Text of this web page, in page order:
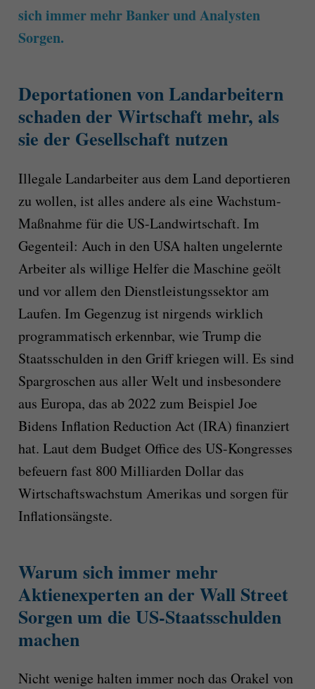
sich immer mehr Banker und Analysten
Sorgen.
Deportationen von Landarbeitern
schaden der Wirtschaft mehr, als
sie der Gesellschaft nutzen
Illegale Landarbeiter aus dem Land deportieren
zu wollen, ist alles andere als eine Wachstum-
Maßnahme für die US-Landwirtschaft. Im
Gegenteil: Auch in den USA halten ungelernte
Arbeiter als willige Helfer die Maschine geölt
und vor allem den Dienstleistungssektor am
Laufen. Im Gegenzug ist nirgends wirklich
programmatisch erkennbar, wie Trump die
Staatsschulden in den Griff kriegen will. Es sind
Spargroschen aus aller Welt und insbesondere
aus Europa, das ab 2022 zum Beispiel Joe
Bidens Inflation Reduction Act (IRA) finanziert
hat. Laut dem Budget Office des US-Kongresses
befeuern fast 800 Milliarden Dollar das
Wirtschaftswachstum Amerikas und sorgen für
Inflationsängste.
Warum sich immer mehr
Aktienexperten an der Wall Street
Sorgen um die US-Staatsschulden
machen
Nicht wenige halten immer noch das Orakel von